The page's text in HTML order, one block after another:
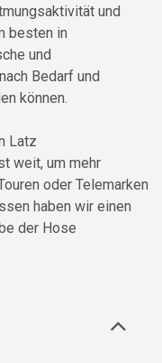
und
besten in
und
Bedarf und
können.
Latz
weit, um mehr
oder Telemarken
haben wir einen
der Hose